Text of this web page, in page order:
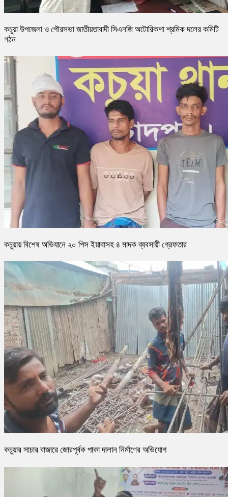
কচুয়া উপজেলা ও পৌরসভা জাতীয়তাবাদী সিএনজি অটোরিকশা শ্রমিক দলের কমিটি
গঠন
কচুয়ায় বিশেষ অভিযানে ২০ পিস ইয়াবাসহ ৪ মাদক ব্যবসায়ী গ্রেফতার
কচুয়ার সাচার বাজারে জোরপূর্বক পাকা দালান নির্মাণের অভিযোগ